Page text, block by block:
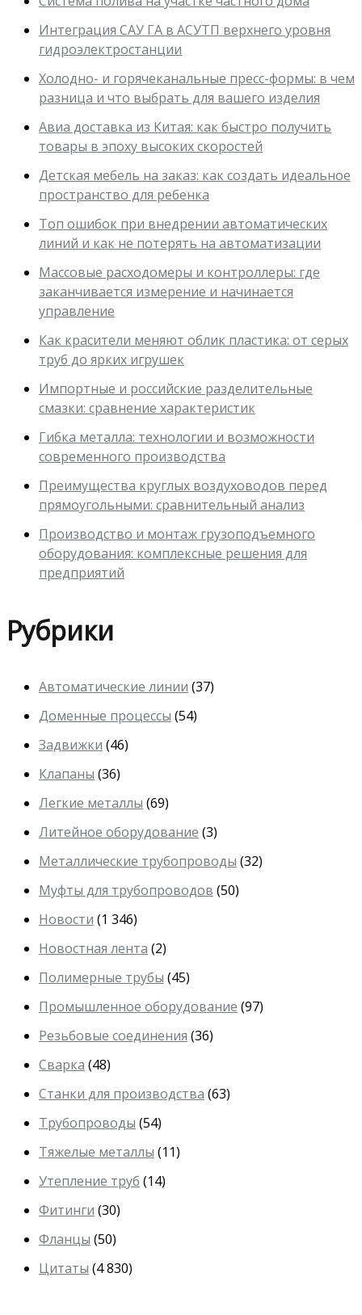
Интеграция САУ ГА в АСУТП верхнего уровня
гидроэлектростанции
Холодно- и горячеканальные пресс-формы: в чем
разница и что выбрать для вашего изделия
Авиа доставка из Китая: как быстро получить
товары в эпоху высоких скоростей
Детская мебель на заказ: как создать идеальное
пространство для ребенка
Топ ошибок при внедрении автоматических
линий и как не потерять на автоматизации
Массовые расходомеры и контроллеры: где
заканчивается измерение и начинается
управление
Как красители меняют облик пластика: от серых
труб до ярких игрушек
Импортные и российские разделительные
смазки: сравнение характеристик
Гибка металла: технологии и возможности
современного производства
Преимущества круглых воздуховодов перед
прямоугольными: сравнительный анализ
Производство и монтаж грузоподъемного
оборудования: комплексные решения для
предприятий
Рубрики
Автоматические линии (37)
Доменные процессы (54)
Задвижки (46)
Клапаны (36)
Легкие металлы (69)
Литейное оборудование (3)
Металлические трубопроводы (32)
Муфты для трубопроводов (50)
Новости (1 346)
Новостная лента (2)
Полимерные трубы (45)
Промышленное оборудование (97)
Резьбовые соединения (36)
Сварка (48)
Станки для производства (63)
Трубопроводы (54)
Тяжелые металлы (11)
Утепление труб (14)
Фитинги (30)
Фланцы (50)
Цитаты (4 830)